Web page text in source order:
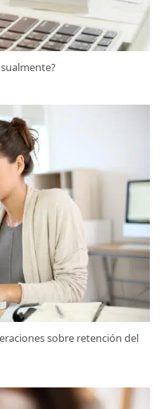
sobre retención del